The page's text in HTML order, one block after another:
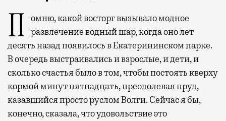
Помню, какой восторг вызывало модное развлечение водный шар, когда оно лет
десять назад появилось в Екатерининском парке.
В очередь выстраивались и взрослые, и дети, и
сколько счастья было в том, чтобы постоять кверху
кормой минут пятнадцать, преодолевая пруд,
казавшийся просто руслом Волги. Сейчас я бы,
конечно, сказала, что удовольствие это